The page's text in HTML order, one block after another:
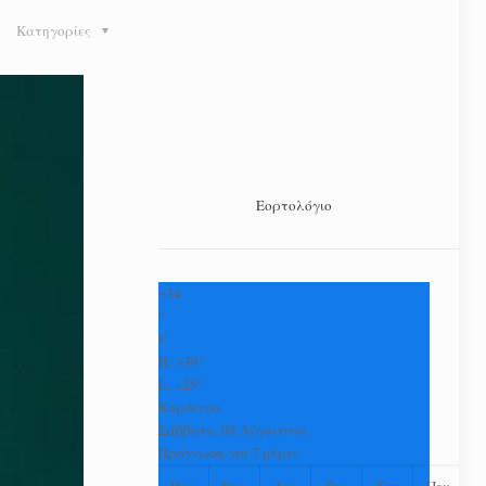
Κατηγορίες
Εορτολόγιο
+34
°
C
H:+39°
L:+25°
Καρδίτσα
Σάββατο, 08 Αύγουστος
Πρόγνωση για 7 μέρες